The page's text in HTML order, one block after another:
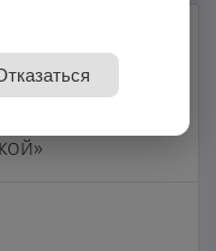
«Городской